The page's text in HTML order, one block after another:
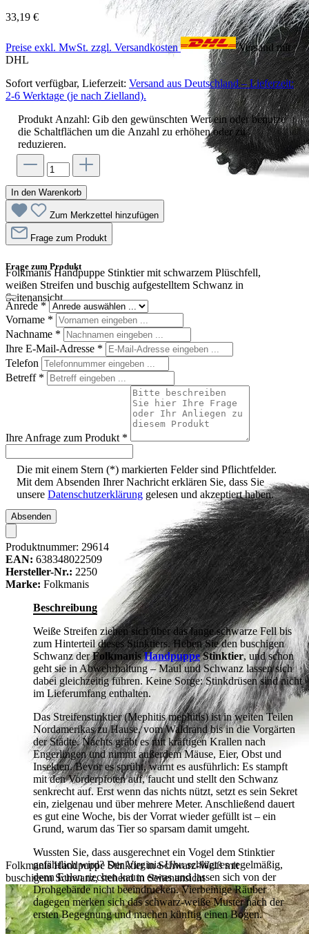
Folkmanis Handpuppe Stinktier mit schwarzem Plüschfell,
weißen Streifen und buschig aufgestelltem Schwanz in
Seitenansicht
Folkmanis Handpuppe Stinktier in Schwarz-Weiß mit
buschigem Schwanz, stehend in Seitenansicht
33,19 €
Preise exkl. MwSt. zzgl. Versandkosten
Versand mit
DHL
Sofort verfügbar, Lieferzeit: Versand aus Deutschland – Lieferzeit:
2-6 Werktage (je nach Zielland).
Produkt Anzahl: Gib den gewünschten Wert ein oder benutze
die Schaltflächen um die Anzahl zu erhöhen oder zu
reduzieren.
In den Warenkorb
Zum Merkzettel hinzufügen
Frage zum Produkt
Frage zum Produkt
Anrede *
Vorname *
Nachname *
Ihre E-Mail-Adresse *
Telefon
Betreff *
Ihre Anfrage zum Produkt *
Die mit einem Stern (*) markierten Felder sind Pflichtfelder.
Mit dem Absenden Ihrer Nachricht erklären Sie, dass Sie
unsere Datenschutzerklärung gelesen und akzeptiert haben.
Absenden
Produktnummer: 29614
EAN: 638348022509
Hersteller-Nr.: 2250
Marke: Folkmanis
Beschreibung
Weiße Streifen ziehen sich über das lange schwarze Fell bis
zum Hinterteil dieses Stinktiers. Heben Sie den buschigen
Schwanz derFolkmanisHandpuppeStinktier, und schon
geht sie in Abwehrhaltung – Maul und Schwanz lassen sich
dabei gleichzeitig führen. Keine Sorge: Stinkdrüsen sind nicht
im Lieferumfang enthalten.
Das Streifenstinktier (Mephitis mephitis) ist in weiten Teilen
Nordamerikas zu Hause, vom Waldrand bis in die Vorgärten
der Städte. Nachts gräbt es mit kräftigen Krallen nach
Engerlingen und nimmt außerdem Mäuse, Eier, Obst und
Insekten. Bevor es sprüht, warnt es ausführlich: Es stampft
mit den Vorderpfoten auf, faucht und stellt den Schwanz
senkrecht auf. Erst wenn das nichts nützt, setzt es sein Sekret
ein, zielgenau und über mehrere Meter. Anschließend dauert
es gut eine Woche, bis der Vorrat wieder gefüllt ist – ein
Grund, warum das Tier so sparsam damit umgeht.
Wussten Sie, dass ausgerechnet ein Vogel dem Stinktier
gefährlich wird? Der Virginia-Uhu schlägt es regelmäßig,
denn Eulen riechen kaum etwas und lassen sich von der
Drohgebärde nicht beeindrucken. Vierbeinige Räuber
dagegen merken sich das schwarz-weiße Muster nach der
ersten Begegnung und machen künftig einen Bogen.